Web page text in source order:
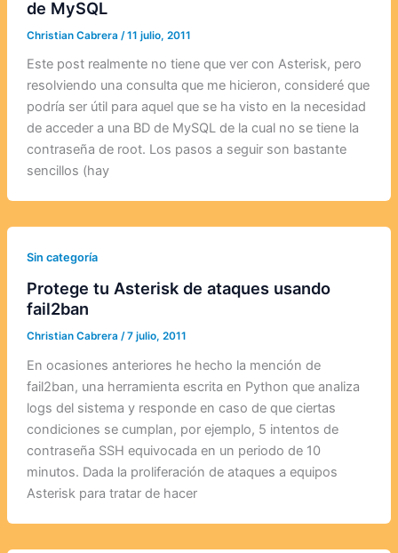
de MySQL
Christian Cabrera /11 julio, 2011
Este post realmente no tiene que ver con Asterisk, pero
resolviendo una consulta que me hicieron, consideré que
podría ser útil para aquel que se ha visto en la necesidad
de acceder a una BD de MySQL de la cual no se tiene la
contraseña de root. Los pasos a seguir son bastante
sencillos (hay
Sin categoría
Protege tu Asterisk de ataques usando
fail2ban
Christian Cabrera /7 julio, 2011
En ocasiones anteriores he hecho la mención de
fail2ban, una herramienta escrita en Python que analiza
logs del sistema y responde en caso de que ciertas
condiciones se cumplan, por ejemplo, 5 intentos de
contraseña SSH equivocada en un periodo de 10
minutos. Dada la proliferación de ataques a equipos
Asterisk para tratar de hacer